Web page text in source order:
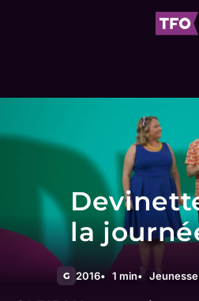
la
G 2016 1 min Jeunesse